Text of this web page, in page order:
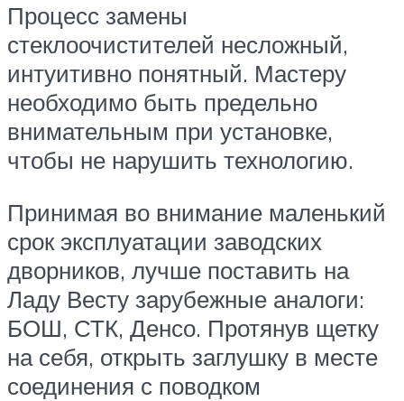
Процесс замены
стеклоочистителей несложный,
интуитивно понятный. Мастеру
необходимо быть предельно
внимательным при установке,
чтобы не нарушить технологию.
Принимая во внимание маленький
срок эксплуатации заводских
дворников, лучше поставить на
Ладу Весту зарубежные аналоги:
БОШ, СТК, Денсо. Протянув щетку
на себя, открыть заглушку в месте
соединения с поводком